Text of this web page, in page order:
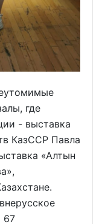
где
- выставка
КазССР Павла
«Алтын
67